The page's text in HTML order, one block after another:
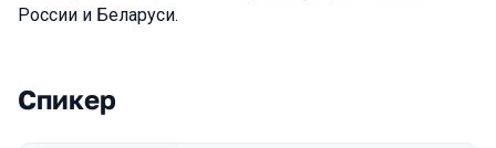
России и Беларуси.
Выступления в сезоне 2024 Autumn
Спикер